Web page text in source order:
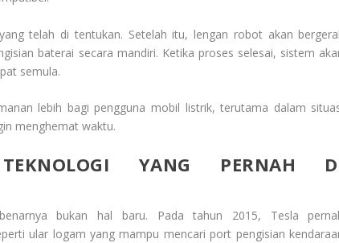
telah di tentukan. Setelah itu, lengan robot akan
baterai secara mandiri. Ketika proses selesai, sistem
semula.
lebih bagi pengguna mobil listrik, terutama dalam
menghemat waktu.
YANG PERNAH
bukan hal baru. Pada tahun 2015, Tesla
ular logam yang mampu mencari port pengisian